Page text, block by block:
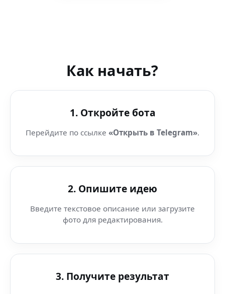
Как начать?
1. Откройте бота
Перейдите по ссылке «Открыть в Telegram».
2. Опишите идею
Введите текстовое описание или загрузите
фото для редактирования.
3. Получите результат